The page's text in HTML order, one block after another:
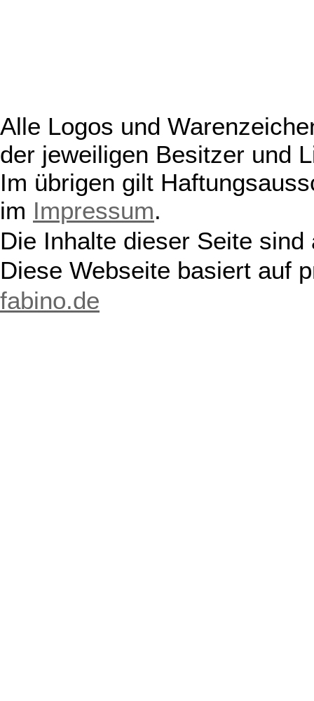
Alle Logos und
der jeweiligen Besitzer und
Im übrigen gilt
im Impressum.
Die Inhalte dieser Seite
Diese Webseite basiert auf
fabino.de